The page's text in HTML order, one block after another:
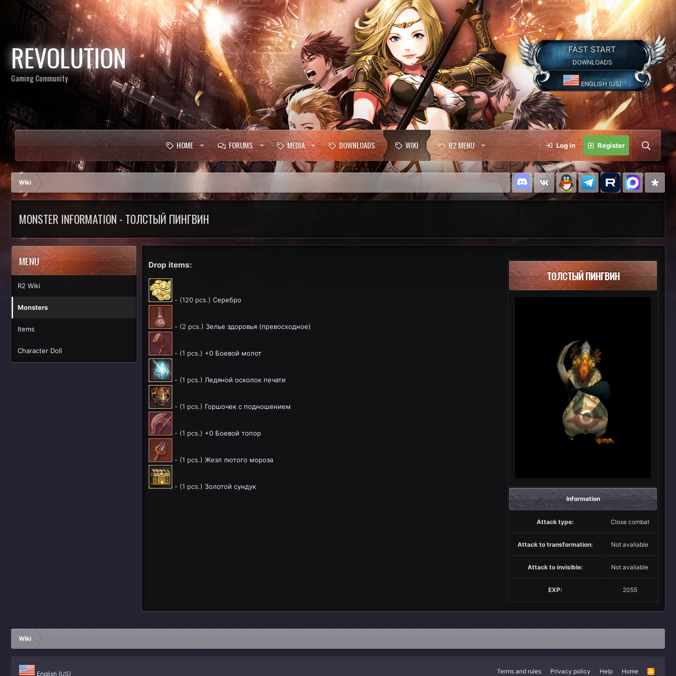
REVOLUTION
Gaming Community
FAST START
DOWNLOADS
ENGLISH (US)
HOME FORUMS MEDIA DOWNLOADS WIKI R2 MENU Log in Register
Wiki
MONSTER INFORMATION - ТОЛСТЫЙ ПИНГВИН
MENU
R2 Wiki
Monsters
Items
Character Doll
ТОЛСТЫЙ ПИНГВИН
Information
Attack type: Close combat
Attack to transformation: Not avaliable
Attack to invisible: Not avaliable
EXP: 2055
Drop items:
- (120 pcs.) Серебро
- (2 pcs.) Зелье здоровья (превосходное)
- (1 pcs.) +0 Боевой молот
- (1 pcs.) Ледяной осколок печати
- (1 pcs.) Горшочек с подношением
- (1 pcs.) +0 Боевой топор
- (1 pcs.) Жезл лютого мороза
- (1 pcs.) Золотой сундук
Wiki
English (US) Terms and rules Privacy policy Help Home
R